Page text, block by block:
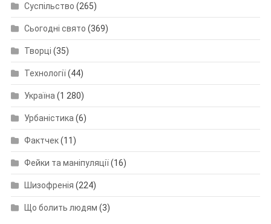
Суспільство (265)
Сьогодні свято (369)
Творці (35)
Технології(44)
Україна (1 280)
Урбаністика (6)
Фактчек(11)
Фейки та маніпуляції(16)
Шизофренія (224)
Що болить людям (3)